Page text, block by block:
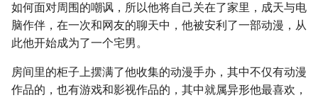
如何面对周围的嘲讽，所以他将自己关在了家里，成天与电
脑作伴，在一次和网友的聊天中，他被安利了一部动漫，从
此他开始成为了一个宅男。
房间里的柜子上摆满了他收集的动漫手办，其中不仅有动漫
作品的，也有游戏和影视作品的，其中就属异形他最喜欢，